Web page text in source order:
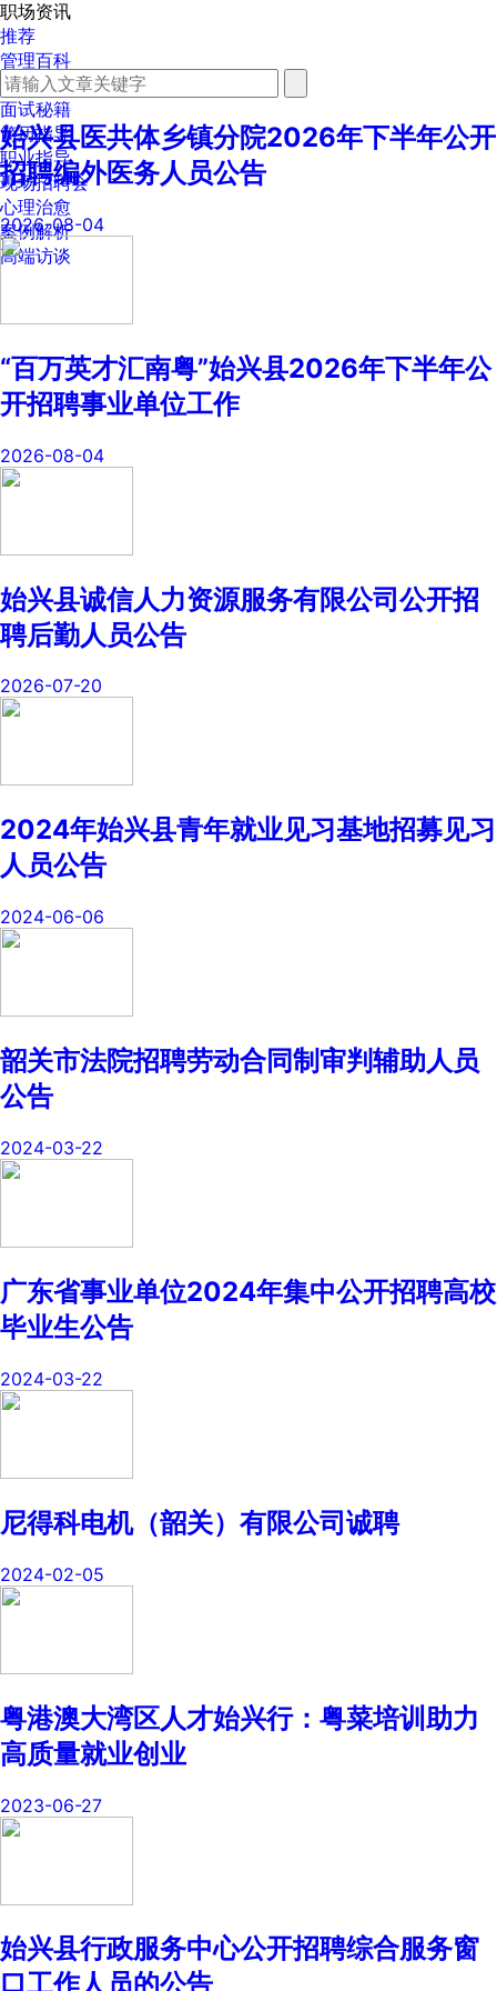
职场资讯
推荐
管理百科
劳动法规
面试秘籍
简历指导
职业指导
现场招聘会
心理治愈
案例解析
高端访谈
始兴县医共体乡镇分院2026年下半年公开
招聘编外医务人员公告
2026-08-04
“百万英才汇南粤”始兴县2026年下半年公
开招聘事业单位工作
2026-08-04
始兴县诚信人力资源服务有限公司公开招
聘后勤人员公告
2026-07-20
2024年始兴县青年就业见习基地招募见习
人员公告
2024-06-06
韶关市法院招聘劳动合同制审判辅助人员
公告
2024-03-22
广东省事业单位2024年集中公开招聘高校
毕业生公告
2024-03-22
尼得科电机（韶关）有限公司诚聘
2024-02-05
粤港澳大湾区人才始兴行：粤菜培训助力
高质量就业创业
2023-06-27
始兴县行政服务中心公开招聘综合服务窗
口工作人员的公告